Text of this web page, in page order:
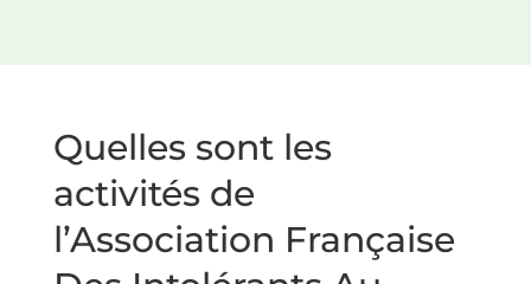
Quelles sont les
activités de
l’Association Française